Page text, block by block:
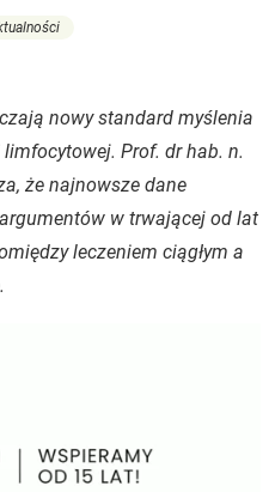
nowy standard myślenia
Prof. dr hab. n.
że najnowsze dane
w trwającej od lat
leczeniem ciągłym a